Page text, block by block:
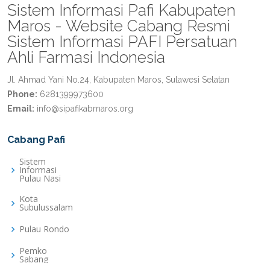
Sistem Informasi Pafi Kabupaten
Maros - Website Cabang Resmi
Sistem Informasi PAFI Persatuan
Ahli Farmasi Indonesia
Jl. Ahmad Yani No.24, Kabupaten Maros, Sulawesi Selatan
Phone: 6281399973600
Email: info@sipafikabmaros.org
Cabang Pafi
Sistem
Informasi
Pulau Nasi
Kota
Subulussalam
Pulau Rondo
Pemko
Sabang